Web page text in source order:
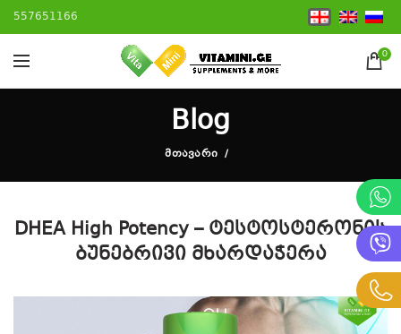
557651166
0
Blog
ᲛᲗᲐᲕᲐᲠᲘ
DHEA High Potency – ტესტოსტერონის
ბუნებრივი მხარდაჭერა